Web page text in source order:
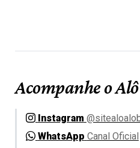
Acompanhe o
Instagram
WhatsApp Canal Oficial